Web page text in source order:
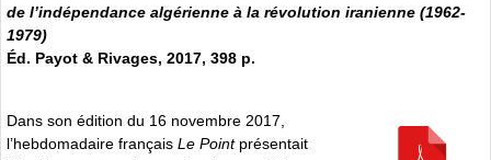
de l’indépendance algérienne à la révolution iranienne (1962-
1979)
Éd. Payot & Rivages, 2017, 398 p.
Dans son édition du 16 novembre 2017,
l’hebdomadaire français Le Pointprésentait